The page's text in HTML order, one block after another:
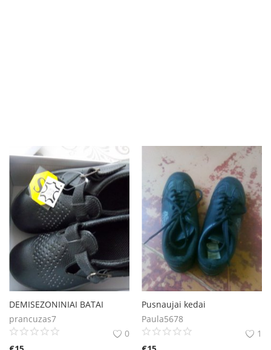
Prisijungti
Registruotis
Language
Lietuvių English
DEMISEZONINIAI BATAI
prancuzas7
0
Pusnaujai kedai
Paula5678
1